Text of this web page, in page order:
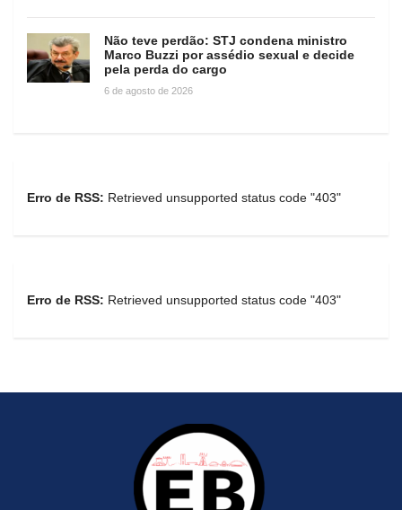
Não teve perdão: STJ condena ministro
Marco Buzzi por assédio sexual e decide
pela perda do cargo
6 de agosto de 2026
Erro de RSS: Retrieved unsupported status code "403"
Erro de RSS: Retrieved unsupported status code "403"